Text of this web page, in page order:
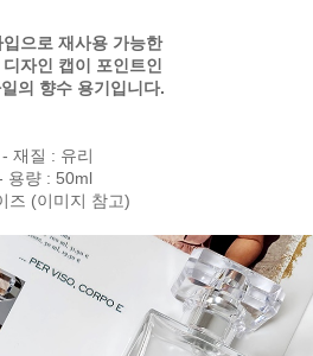
으로 재사용 가능한
자인 캡이 포인트인
의 향수 용기입니다.
- 재질 : 유리
용량 : 50ml
즈 (이미지 참고)